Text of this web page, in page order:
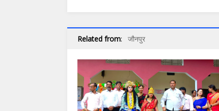
Related from: जौनपुर